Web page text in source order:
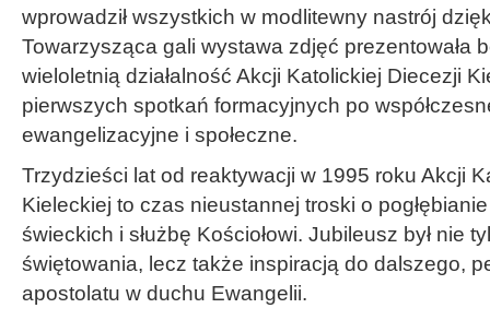
wprowadził wszystkich w modlitewny nastrój
Towarzysząca gali wystawa zdjęć prezentowała
wieloletnią działalność Akcji Katolickiej Diecezji
pierwszych spotkań formacyjnych po
ewangelizacyjne i społeczne.
Trzydzieści lat od reaktywacji w 1995 roku Akcji
Kieleckiej to czas nieustannej troski o
świeckich i służbę Kościołowi. Jubileusz był nie
świętowania, lecz także inspiracją do dalszego,
apostolatu w duchu Ewangelii.